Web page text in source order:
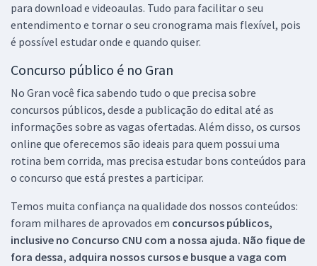
para download e videoaulas. Tudo para facilitar o seu
entendimento e tornar o seu cronograma mais flexível, pois
é possível estudar onde e quando quiser.
Concurso público é no Gran
No Gran você fica sabendo tudo o que precisa sobre
concursos públicos, desde a publicação do edital até as
informações sobre as vagas ofertadas. Além disso, os cursos
online que oferecemos são ideais para quem possui uma
rotina bem corrida, mas precisa estudar bons conteúdos para
o concurso que está prestes a participar.
Temos muita confiança na qualidade dos nossos conteúdos:
foram milhares de aprovados em concursos públicos,
inclusive no Concurso CNU com a nossa ajuda. Não fique de
fora dessa, adquira nossos cursos e busque a vaga com